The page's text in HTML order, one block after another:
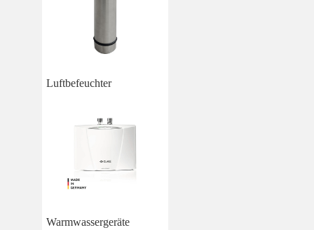
Luftbefeuchter
Warmwassergeräte